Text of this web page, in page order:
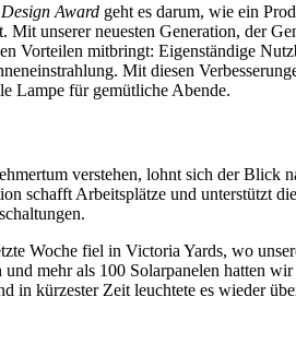
Award geht es darum, wie ein
unserer neuesten Generation, der
Vorteilen mitbringt: Eigenständige
Mit diesen
Lampe für gemütliche Abende.
verstehen, lohnt sich der Blick
schafft Arbeitsplätze und unterstützt
Woche fiel in Victoria Yards, wo
mehr als 100 Solarpanelen hatten
in kürzester Zeit leuchtete es wieder